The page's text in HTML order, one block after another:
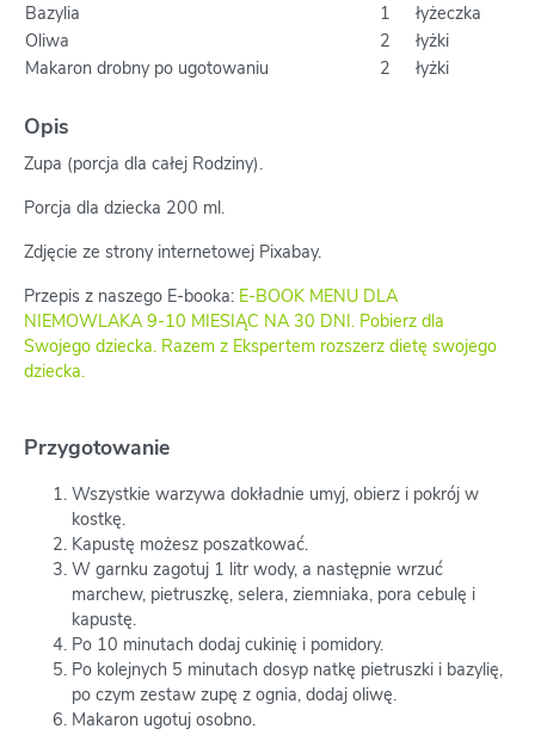
Bazylia
1
łyżeczka
Oliwa
2
łyżki
Makaron drobny po ugotowaniu
2 łyżki
Opis
Zupa (porcja dla całej Rodziny).
Porcja dla dziecka 200 ml.
Zdjęcie ze strony internetowej Pixabay.
Przepis z naszego E-booka: E-BOOK MENU DLA
NIEMOWLAKA 9-10 MIESIĄC NA 30 DNI. Pobierz dla
Swojego dziecka. Razem z Ekspertem rozszerz dietę swojego
dziecka.
Przygotowanie
Wszystkie warzywa dokładnie umyj, obierz i pokrój w
kostkę.
Kapustę możesz poszatkować.
W garnku zagotuj 1 litr wody, a następnie wrzuć
marchew, pietruszkę, selera, ziemniaka, pora cebulę i
kapustę.
Po 10 minutach dodaj cukinię i pomidory.
Po kolejnych 5 minutach dosyp natkę pietruszki i bazylię,
po czym zestaw zupę z ognia, dodaj oliwę.
Makaron ugotuj osobno.